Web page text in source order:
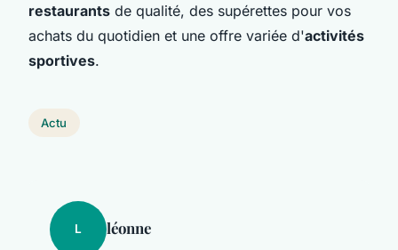
restaurants de qualité, des supérettes pour vos
achats du quotidien et une offre variée d'activités
sportives.
Actu
L léonne